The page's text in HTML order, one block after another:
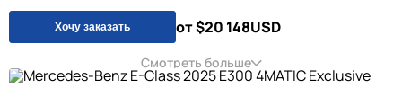
Хочу заказать от $20 148USD
Смотреть больше